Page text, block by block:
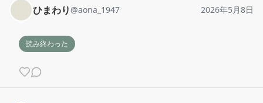
ひまわり @aona_1947 2026年5月8日
読み終わった